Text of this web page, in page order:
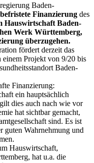
Baden-
befristete Finanzierung des
Hauswirtschaft Baden-
Werk Württemberg,
überzugehen.
fördert derzeit das
Projekt von 9/20 bis
Baden-
Finanzierung:
ein hauptsächlich
dies auch nach wie vor
hat sichtbar gemacht,
sind. Es ist
guten Wahrnehmung und
Hauswirtschaft,
hat u.a. die